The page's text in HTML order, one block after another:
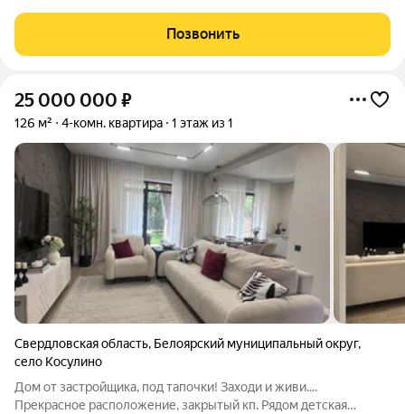
полностью готов к заселению. Ключевым преимуществом
является эффективная планировка,
Позвонить
25 000 000 ₽
126 м² 4-комн. квартира 1 этаж из 1
Свердловская область, Белоярский муниципальный округ,
село Косулино
Дом от застройщика, под тапочки! Заходи и живи....
Прекрасное расположение, закрытый кп. Рядом детская